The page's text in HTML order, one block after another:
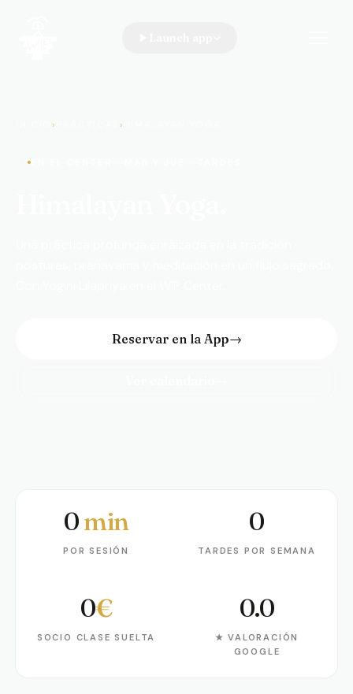
› ›
Reservar en la App→
Por sesión
0min
POR SESIÓN
Tardes por semana
0
TARDES POR SEMANA
Socio clase suelta
0€
SOCIO CLASE SUELTA
★ Valoración Google
0.0
★ VALORACIÓN
GOOGLE